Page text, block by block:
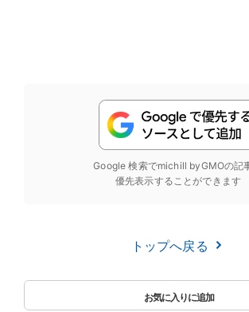
Google 検索でmichill byGMOの記
優先表示することができます
トップへ戻る